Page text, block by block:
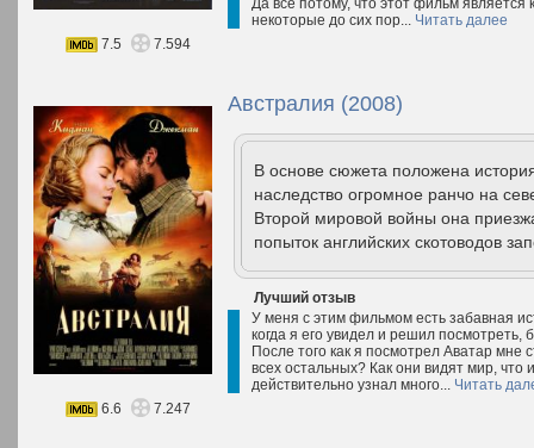
Да все потому, что этот фильм
некоторые до сих пор... Читать далее
7.5
7.594
Австралия (2008)
В основе сюжета положена
наследство огромное ранчо на
Второй мировой войны она
попыток английских скотоводов
Лучший отзыв
У меня с этим фильмом есть забавная
когда я его увидел и решил посмотреть,
После того как я посмотрел Аватар мне
всех остальных? Как они видят мир, что
действительно узнал много... Читать
6.6
7.247